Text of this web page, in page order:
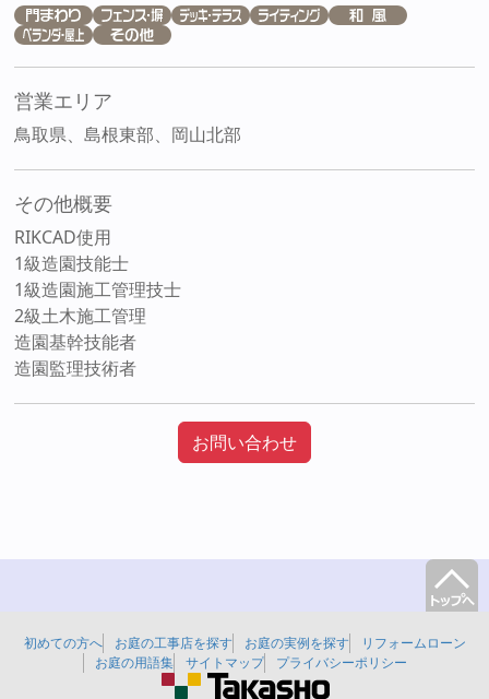
営業エリア
鳥取県、島根東部、岡山北部
その他概要
RIKCAD使用
1級造園技能士
1級造園施工管理技士
2級土木施工管理
造園基幹技能者
造園監理技術者
お問い合わせ
初めての方へ お庭の工事店を探す お庭の実例を探す
リフォームローン
お庭の用語集
サイトマップ プライバシーポリシー